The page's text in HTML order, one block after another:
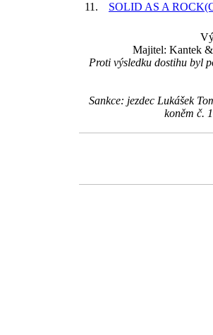
11.
SOLID AS A
Majitel: Kantek
Proti výsledku dostihu byl
Sankce: jezdec Lukášek
koněm č.